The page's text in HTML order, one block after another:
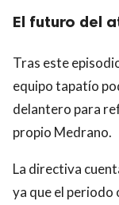
El futuro del
Tras este
equipo tapatío
delantero para
propio Medrano.
La directiva
ya que el